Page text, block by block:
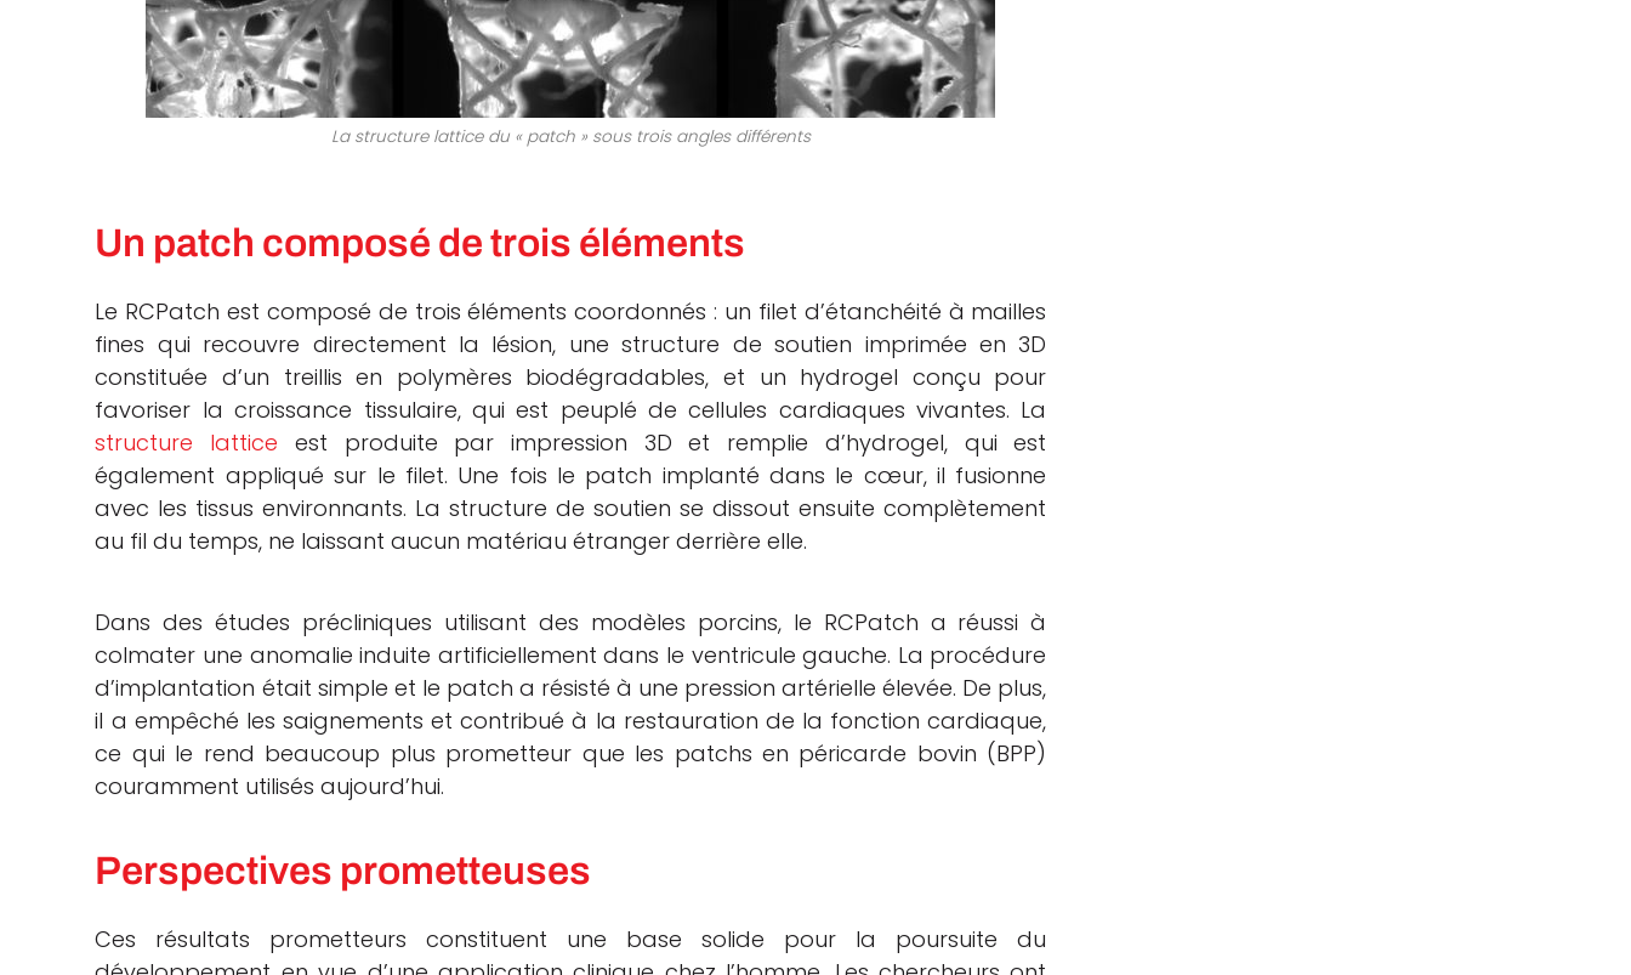
La structure lattice du « patch » sous trois angles différents
Un patch composé de trois éléments
Le RCPatch est composé de trois éléments coordonnés : un filet d’étanchéité à mailles
fines qui recouvre directement la lésion, une structure de soutien imprimée en 3D
constituée d’un treillis en polymères biodégradables, et un hydrogel conçu pour
favoriser la croissance tissulaire, qui est peuplé de cellules cardiaques vivantes. La
structure lattice est produite par impression 3D et remplie d’hydrogel, qui est
également appliqué sur le filet. Une fois le patch implanté dans le cœur, il fusionne
avec les tissus environnants. La structure de soutien se dissout ensuite complètement
au fil du temps, ne laissant aucun matériau étranger derrière elle.
Dans des études précliniques utilisant des modèles porcins, le RCPatch a réussi à
colmater une anomalie induite artificiellement dans le ventricule gauche. La procédure
d’implantation était simple et le patch a résisté à une pression artérielle élevée. De plus,
il a empêché les saignements et contribué à la restauration de la fonction cardiaque,
ce qui le rend beaucoup plus prometteur que les patchs en péricarde bovin (BPP)
couramment utilisés aujourd’hui.
Perspectives prometteuses
Ces résultats prometteurs constituent une base solide pour la poursuite du